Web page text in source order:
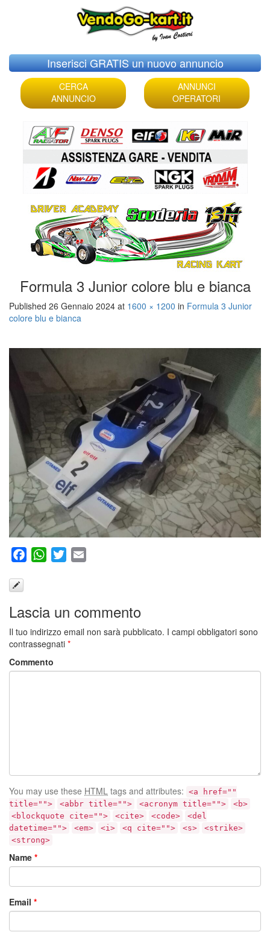
Skip
to
content
Inserisci GRATIS un nuovo annuncio
CERCA
ANNUNCIO
ANNUNCI
OPERATORI
Formula 3 Junior colore blu e bianca
Published 26 Gennaio 2024 at 1600 × 1200 in Formula 3 Junior
colore blu e bianca
FacebookWhatsApp
Twitter
Lascia un commento
Il tuo indirizzo email non sarà pubblicato. I campi obbligatori sono
contrassegnati *
Commento
You may use these HTML tags and attributes: <a href=""
title="">
<abbr title=""> <acronym title="">
<b>
<blockquote cite="">
<cite> <code>
<del
datetime="">
<em> <i> <q cite=""> <s>
<strike>
<strong>
Name *
Email *